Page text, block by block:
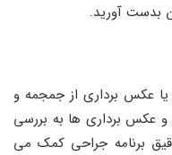
بدست آورید.
عکس برداری از جمجمه و
و عکس برداری ها به بررسی
برنامه جراحی کمک می